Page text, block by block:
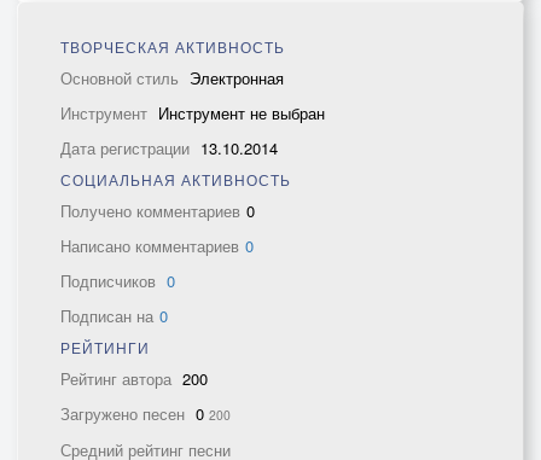
ТВОРЧЕСКАЯ АКТИВНОСТЬ
Основной стиль Электронная
Инструмент Инструмент не выбран
Дата регистрации 13.10.2014
СОЦИАЛЬНАЯ АКТИВНОСТЬ
Получено комментариев 0
Написано комментариев 0
Подписчиков 0
Подписан на 0
РЕЙТИНГИ
Рейтинг автора 200
Загружено песен 0 200
Средний рейтинг песни